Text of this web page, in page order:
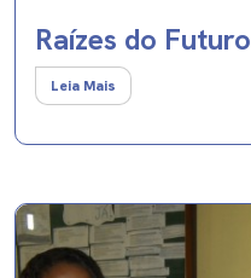
Raízes do Futuro
Leia Mais